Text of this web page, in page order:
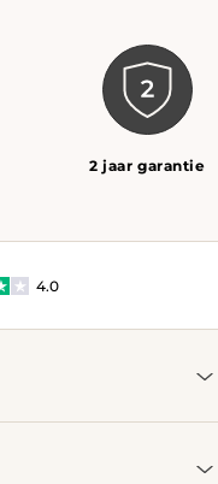
2 jaar garantie
4.0